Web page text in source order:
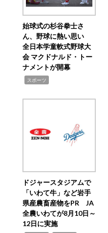
始球式の杉谷拳士さ
ん、野球に熱い思い
全日本学童軟式野球大
会 マクドナルド・トー
ナメントが開幕
スポーツ
ドジャースタジアムで
「いわて牛」など岩手
県産農畜産物をPR JA
全農いわてが8月10日～
12日に実施